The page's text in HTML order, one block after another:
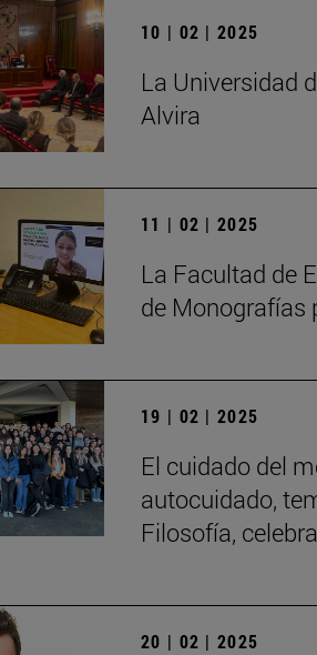
10 | 02 | 2025
La Universidad
Alvira
11 | 02 | 2025
La Facultad de
de Monografías
19 | 02 | 2025
El cuidado del
autocuidado,
Filosofía,
20 | 02 | 2025